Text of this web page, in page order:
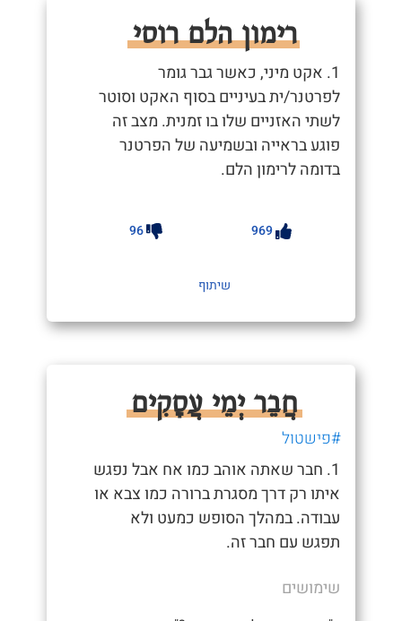
רימון הלם רוסי
1. אקט מיני, כאשר גבר גומר
לפרטנר/ית בעיניים בסוף האקט וסוטר
לשתי האזניים שלו בו זמנית. מצב זה
פוגע בראייה ובשמיעה של הפרטנר
בדומה לרימון הלם.
969
96
שיתוף
חֲבֵר יְמֵי עֲסָקִים
#פישטול
1. חבר שאתה אוהב כמו אח אבל נפגש
איתו רק דרך מסגרת ברורה כמו צבא או
עבודה. במהלך הסופש כמעט ולא
תפגש עם חבר זה.
שימושים